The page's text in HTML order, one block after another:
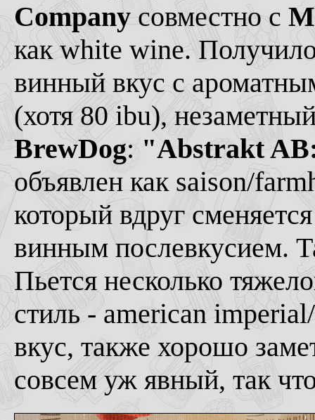
Companyсовместно с
как white wine.
винный вкус с
(хотя 80 ibu),
BrewDog: "Abstrakt
объявлен как saison/
который вдруг
винным послевкусием.
Пьется несколько
стиль - american
вкус, также хорошо
совсем уж явный, так